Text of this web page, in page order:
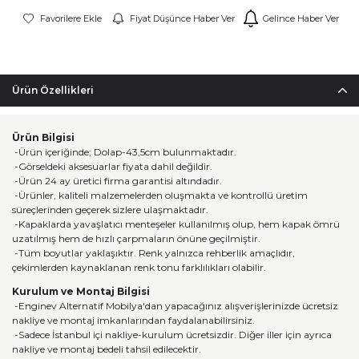
Favorilere Ekle Fiyat Düşünce Haber Ver Gelince Haber Ver
Ürün Özellikleri
Ürün Bilgisi
-Ürün içeriğinde; Dolap-43,5cm bulunmaktadır.
-Görseldeki aksesuarlar fiyata dahil değildir.
-Ürün 24 ay üretici firma garantisi altındadır.
-Ürünler, kaliteli malzemelerden oluşmakta ve kontrollü üretim
süreçlerinden geçerek sizlere ulaşmaktadır.
-Kapaklarda yavaşlatıcı menteşeler kullanılmış olup, hem kapak ömrü
uzatılmış hem de hızlı çarpmaların önüne geçilmiştir.
-Tüm boyutlar yaklaşıktır. Renk yalnızca rehberlik amaçlıdır,
çekimlerden kaynaklanan renk tonu farklılıkları olabilir.
Kurulum ve Montaj Bilgisi
-Enginev Alternatif Mobilya'dan yapacağınız alışverişlerinizde ücretsiz
nakliye ve montaj imkanlarından faydalanabilirsiniz.
-Sadece İstanbul içi nakliye-kurulum ücretsizdir. Diğer iller için ayrıca
nakliye ve montaj bedeli tahsil edilecektir.